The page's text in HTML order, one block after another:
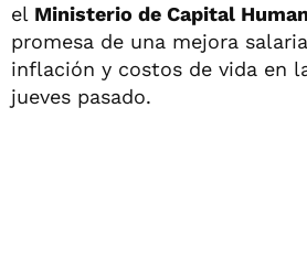
el Ministerio de Capital
promesa de una mejora
inflación y costos de vida en
jueves pasado.